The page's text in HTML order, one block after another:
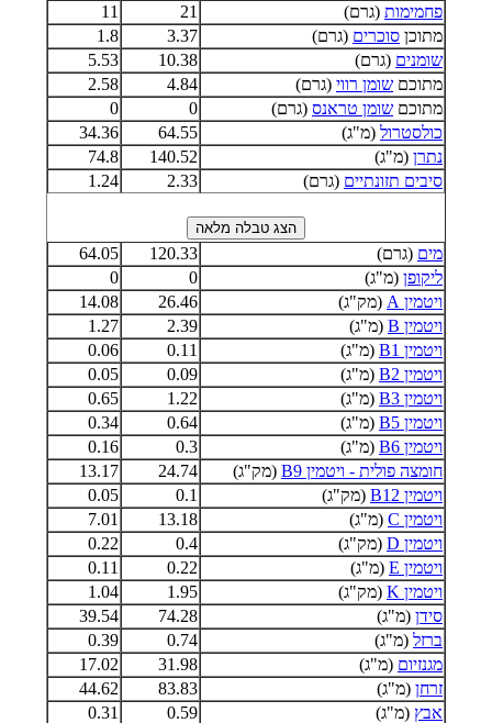
פחמימות (גרם) 21
11
מתוכן סוכרים (גרם) 3.37
1.8
שומנים (גרם) 10.38
5.53
מתוכם שומן רווי (גרם) 4.84
2.58
מתוכם שומן טראנס (גרם) 0
0
כולסטרול (מ"ג) 64.55
34.36
נתרן (מ"ג) 140.52
74.8
סיבים תזונתיים (גרם) 2.33
1.24
מים (גרם) 120.33
64.05
ליקופן (מ"ג) 0
0
ויטמין A
(מק"ג) 26.46
14.08
ויטמין B
(מ"ג) 2.39
1.27
ויטמין B1
(מ"ג) 0.11
0.06
ויטמין B2
(מ"ג) 0.09
0.05
ויטמין B3
(מ"ג) 1.22
0.65
ויטמין B5
(מ"ג) 0.64
0.34
ויטמין B6
(מ"ג) 0.3
0.16
חומצה פולית - ויטמין B9
(מק"ג) 24.74
13.17
ויטמין B12
(מק"ג) 0.1
0.05
ויטמין C
(מ"ג) 13.18
7.01
ויטמין D
(מק"ג) 0.4
0.22
ויטמין E
(מ"ג) 0.22
0.11
ויטמין K
(מק"ג) 1.95
1.04
סידן (מ"ג) 74.28
39.54
ברזל (מ"ג) 0.74
0.39
מגנזיום (מ"ג) 31.98
17.02
זרחן (מ"ג) 83.83
44.62
אבץ (מ"ג) 0.59
0.31